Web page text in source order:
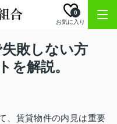
お気に入り
0
敗しない方
を解説。
、賃貸物件の内見は重要